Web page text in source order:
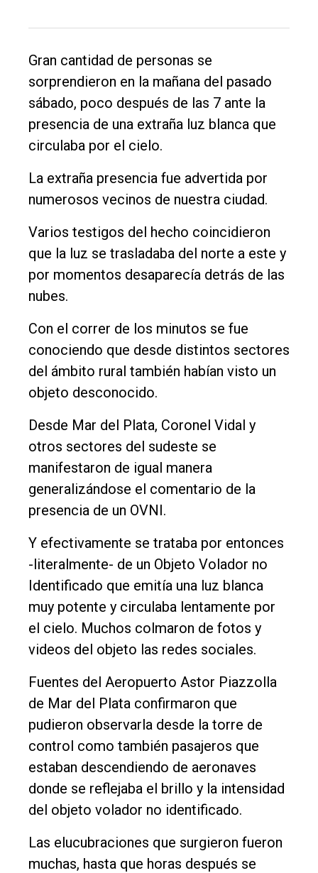
Balcarce
Inicio
Tendencia
Int.
Política
Entrevistas
Rural
Deportes
Fúnebres
Edición
Empresa
Nosotros
Contacto
Gran cantidad de personas se
sorprendieron en la mañana del pasado
sábado, poco después de las 7 ante la
presencia de una extraña luz blanca que
circulaba por el cielo.
La extraña presencia fue advertida por
numerosos vecinos de nuestra ciudad.
Varios testigos del hecho coincidieron
que la luz se trasladaba del norte a este y
por momentos desaparecía detrás de las
nubes.
Con el correr de los minutos se fue
conociendo que desde distintos sectores
del ámbito rural también habían visto un
objeto desconocido.
Desde Mar del Plata, Coronel Vidal y
otros sectores del sudeste se
manifestaron de igual manera
generalizándose el comentario de la
presencia de un OVNI.
Y efectivamente se trataba por entonces
-literalmente- de un Objeto Volador no
Identificado que emitía una luz blanca
muy potente y circulaba lentamente por
el cielo. Muchos colmaron de fotos y
videos del objeto las redes sociales.
Fuentes del Aeropuerto Astor Piazzolla
de Mar del Plata confirmaron que
pudieron observarla desde la torre de
control como también pasajeros que
estaban descendiendo de aeronaves
donde se reflejaba el brillo y la intensidad
del objeto volador no identificado.
Las elucubraciones que surgieron fueron
muchas, hasta que horas después se